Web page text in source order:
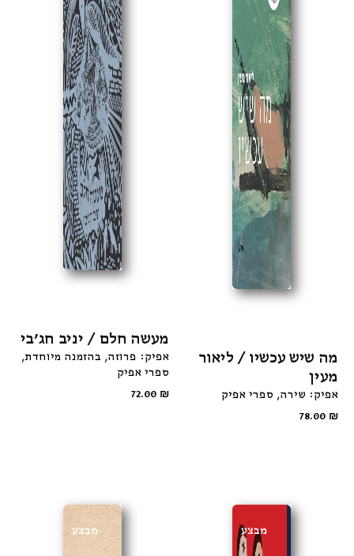
מה שיש עכשיו / ליאור
מעין
אפיק: שירה ספרי אפיק
78.00 ₪
מעשה חלם / יניב חג׳בי
אפיק: פרוזה בהזמנה מיוחדת
ספרי אפיק
72.00 ₪
מבצע מבצע